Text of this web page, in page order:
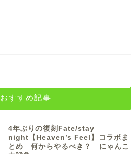
おすすめ記事
4年ぶりの復刻Fate/stay
night【Heaven’s Feel】コラボま
とめ 何からやるべき？ にゃんこ